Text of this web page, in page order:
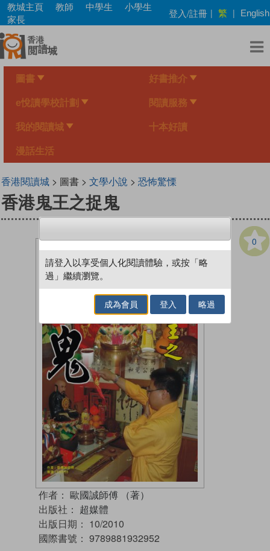
Skip
main
content
教城主頁 教師 中學生
小學生
家長
登入/註冊 | 繁 | English
圖書 好書推介
e悅讀學校計劃 閱讀服務
我的閱讀城 十本好讀
漫話生活
香港閱讀城> 圖書 > 文學小說 > 恐怖驚慄
香港鬼王之捉鬼
0
作者： 歐國誠師傅 （著）
出版社： 超媒體
出版日期： 10/2010
國際書號： 9789881932952
請登入以享受個人化閱讀體驗，或按「略
過」繼續瀏覽。
成為會員 登入 略過